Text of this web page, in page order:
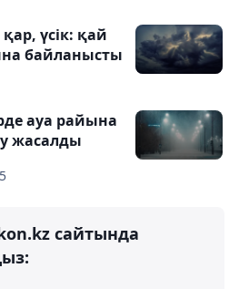
үсік: қай
байланысты
ауа райына
жасалды
сайтында